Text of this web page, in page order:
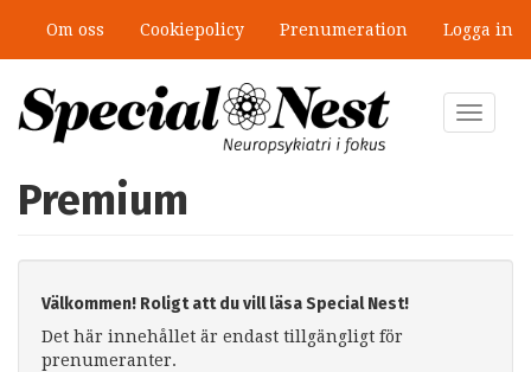
huvudinnehåll
Om oss Cookiepolicy Prenumeration Logga in
Toggle
Premium
Välkommen! Roligt att du vill läsa Special Nest!
Det här innehållet är endast tillgängligt för
prenumeranter.